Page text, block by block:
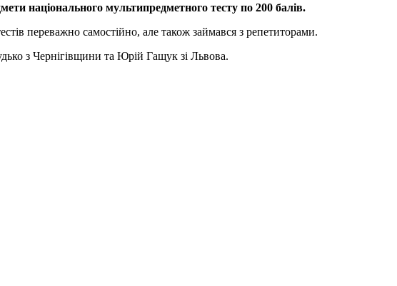
національного мультипредметного тесту по 200 балів.
переважно самостійно, але також займався з репетиторами.
з Чернігівщини та Юрій Гащук зі Львова.